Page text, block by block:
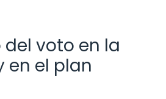
voto en la
en el plan